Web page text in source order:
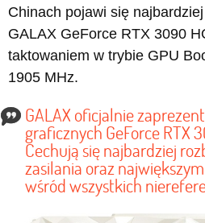
Chinach pojawi się
GALAX GeForce RTX 3090
taktowaniem w trybie GPU
1905 MHz.
GALAX oficjalnie
graficznych GeForce RTX
Cechują się najbardziej
zasilania oraz
wśród wszystkich